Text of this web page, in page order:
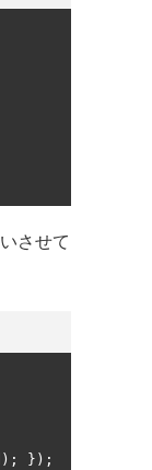
させて
);
});